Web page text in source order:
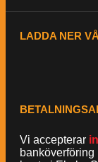
LADDA NER
Vi accepterar